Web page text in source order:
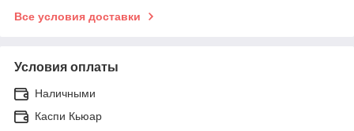
Все условия доставки
Условия оплаты
Наличными
Каспи Кьюар